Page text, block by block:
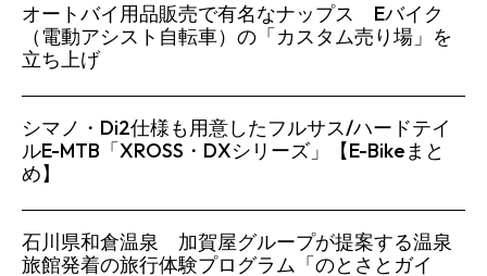
オートバイ用品販売で有名なナップス Eバイク
（電動アシスト自転車）の「カスタム売り場」を
立ち上げ
シマノ・Di2仕様も用意したフルサス/ハードテイ
ルE-MTB「XROSS・DXシリーズ」【E-Bikeまと
め】
石川県和倉温泉 加賀屋グループが提案する温泉
旅館発着の旅行体験プログラム「のとさとガイ